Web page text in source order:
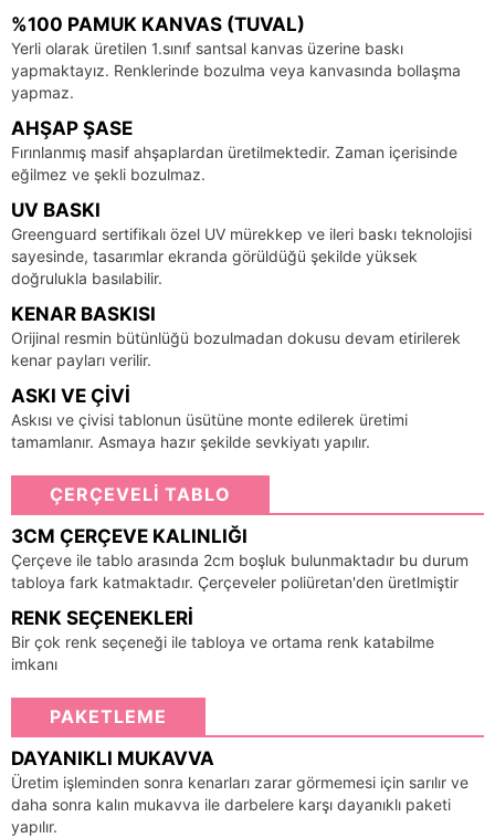
%100 PAMUK KANVAS (TUVAL)
Yerli olarak üretilen 1.sınıf santsal kanvas üzerine baskı
yapmaktayız. Renklerinde bozulma veya kanvasında bollaşma
yapmaz.
AHŞAP ŞASE
Fırınlanmış masif ahşaplardan üretilmektedir. Zaman içerisinde
eğilmez ve şekli bozulmaz.
UV BASKI
Greenguard sertifikalı özel UV mürekkep ve ileri baskı teknolojisi
sayesinde, tasarımlar ekranda görüldüğü şekilde yüksek
doğrulukla basılabilir.
KENAR BASKISI
Orijinal resmin bütünlüğü bozulmadan dokusu devam etirilerek
kenar payları verilir.
ASKI VE ÇIVI
Askısı ve çivisi tablonun üsütüne monte edilerek üretimi
tamamlanır. Asmaya hazır şekilde sevkiyatı yapılır.
ÇERÇEVELİ TABLO
3CM ÇERÇEVE KALINLIĞI
Çerçeve ile tablo arasında 2cm boşluk bulunmaktadır bu durum
tabloya fark katmaktadır. Çerçeveler poliüretan'den üretlmiştir
RENK SEÇENEKLERI
Bir çok renk seçeneği ile tabloya ve ortama renk katabilme
imkanı
PAKETLEME
DAYANIKLI MUKAVVA
Üretim işleminden sonra kenarları zarar görmemesi için sarılır ve
daha sonra kalın mukavva ile darbelere karşı dayanıklı paketi
yapılır.